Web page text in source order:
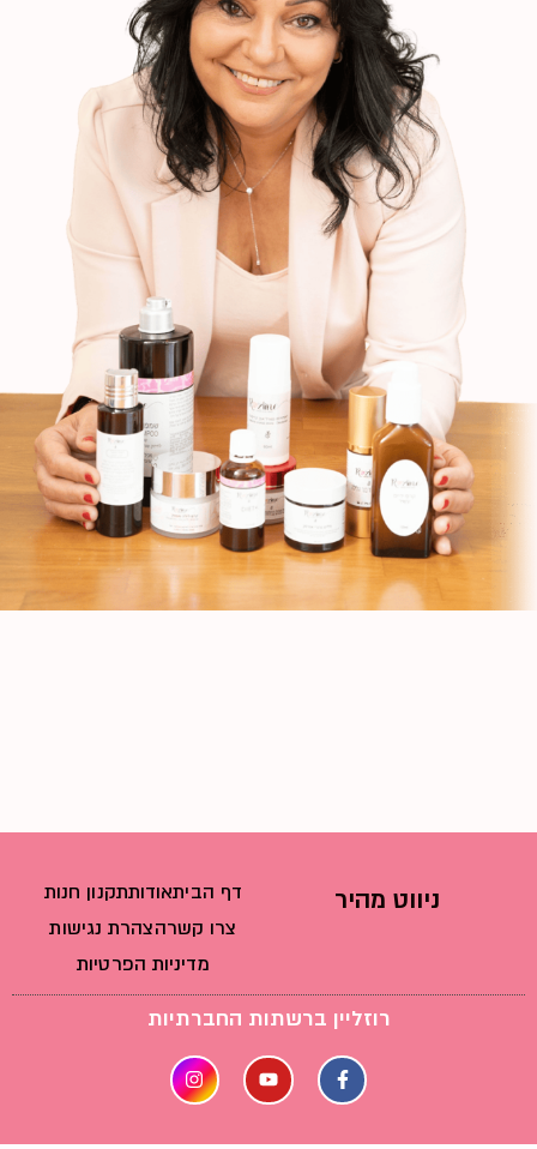
ניווט מהיר דף הביתאודותתקנון חנות
צרו קשרהצהרת נגישות
מדיניות הפרטיות
רוזליין ברשתות החברתיות